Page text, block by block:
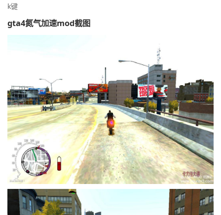
k键
gta4氮气加速mod截图